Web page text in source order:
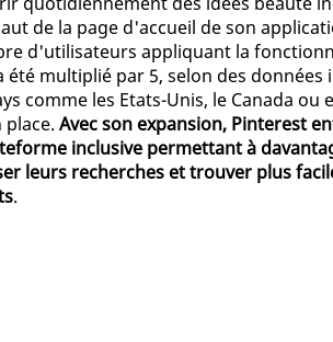
de la page d'accueil de son
d'utilisateurs appliquant la
multiplié par 5, selon des données
comme les Etats-Unis, le Canada ou
Avec son expansion, Pinterest
inclusive permettant à
leurs recherches et trouver plus
.